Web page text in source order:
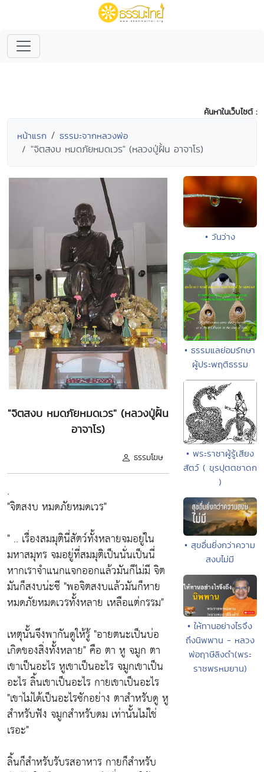
ค้นหาในเว็บไซต์ :
หน้าแรก ธรรมะจากหลวงพ่อ
"จิตสงบ หมดภัยหมดเวร" (หลวงปู่ฝั้น อาจาโร)
"จิตสงบ หมดภัยหมดเวร" (หลวงปู่ฝั้น
อาจาโร)
ธรรมโฆษ
.
"จิตสงบ หมดภัยหมดเวร"
" .. เรื่องสมมุตินี่สัตว์ทั้งหลายจมอยู่ใน
มหาสมุทร จมอยู่ที่สมมุติเป็นนั่นเป็นนี่
หากเราจำแนกแจกออกแล้วมันก็ไม่มี จิต
มันก็สงบน่ะซี "พอจิตสงบแล้วมันก็หาย
หมดภัยหมดเวรทั้งหลาย เหลือแต่กรรม"
เหตุนั้นจึงพากันดูให้รู้ "อายตนะเป็นบ่อ
เกิดของสิ่งทั้งหลาย" คือ ตา หู จมูก ตา
เขาเป็นอะไร หูเขาเป็นอะไร จมูกเขาเป็น
อะไร ลิ้นเขาเป็นอะไร กายเขาเป็นอะไร
"เขาไม่ได้เป็นอะไรซักอย่าง ตาสำหรับดู หู
สำหรับฟัง จมูกสำหรับดม เท่านั้นไม่ใช่
เรอะ"
ลิ้นก็สำหรับรับรสอาหาร กายก็สำหรับ
• วันว่าง
• ธรรมแลย่อมรักษา
ผู้ประพฤติธรรม
• พระราชาผู้รู้เสียง
สัตว์ ( ขุรปุตตชาดก
)
• สุขอื่นยิ่งกว่าความ
สงบไม่มี
• ให้ทานอย่างไรจึง
ถึงนิพพาน - หลวง
พ่อฤาษีลิงดำ(พระ
ราชพรหมยาน)